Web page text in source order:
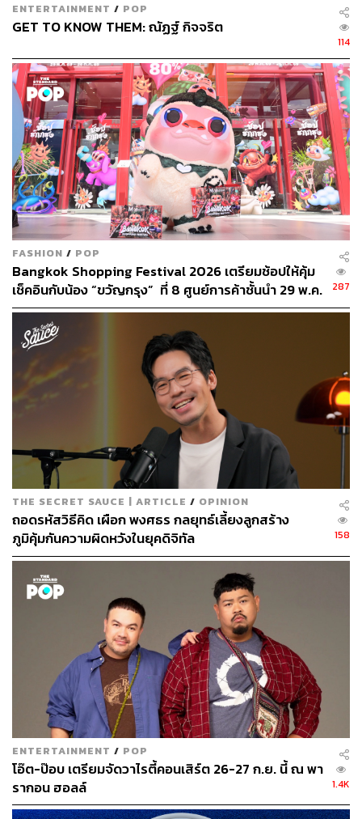
พิสูจน์อักษร: วรรษมล สิงหโกมล
TAGS: นักแสดง Khotkool
Khotkool Music
คารีสา สปริงเก็ตต์
นางแบบ
The Face Thailand
โอ๊ต-ปราโมทย์ ปาทาน
522
ABOUT THE AUTHOR
สุพัฒน์ ศิวะพรพันธ์
Content Creator ผู้หลงใหลในทุกศาสตร์และ
วัฒนธรรมของประเทศญี่ปุ่น
ENTERTAINMENT / POP
GET TO KNOW THEM: ณัฏฐ์ กิจจริต
114
FASHION / POP
Bangkok Shopping Festival 2026 เตรียมช้อปให้คุ้ม
เช็คอินกับน้อง “ขวัญกรุง” ที่ 8 ศูนย์การค้าชั้นนำ 29 พ.ค.
– 26 ก.ค.
287
THE SECRET SAUCE | ARTICLE / OPINION
ถอดรหัสวิธีคิด เผือก พงศธร กลยุทธ์เลี้ยงลูกสร้าง
ภูมิคุ้มกันความผิดหวังในยุคดิจิทัล
158
ENTERTAINMENT / POP
โอ๊ต-ป๊อบ เตรียมจัดวาไรตี้คอนเสิร์ต 26-27 ก.ย. นี้ ณ พา
รากอน ฮอลล์
1.4K